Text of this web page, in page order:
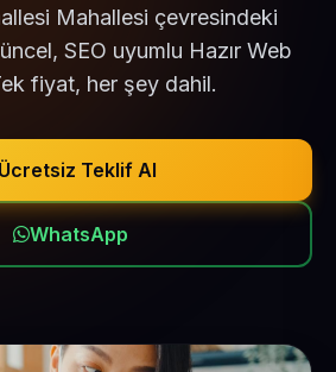
Mahallesi çevresindeki
SEO uyumlu Hazır Web
fiyat, her şey dahil.
Ücretsiz Teklif Al
WhatsApp